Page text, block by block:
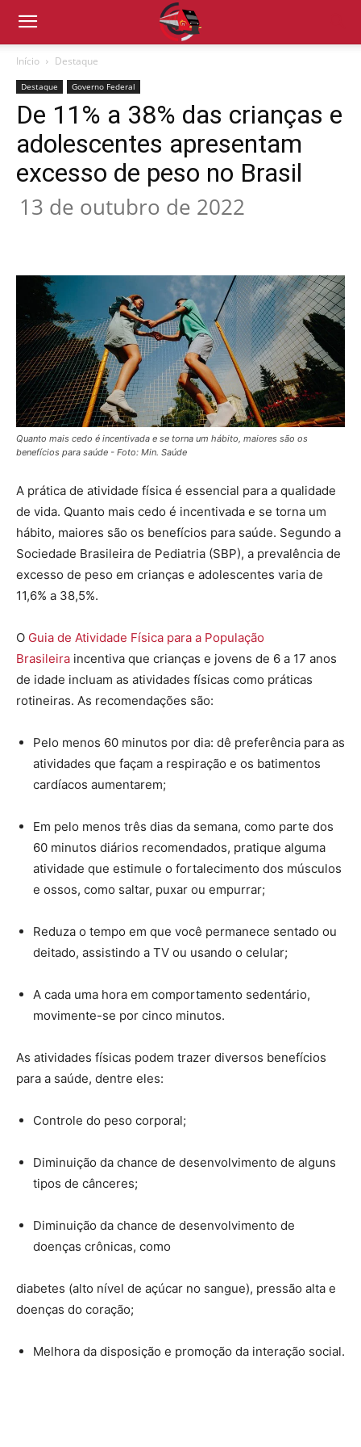
Início Destaque
Destaque Governo Federal
De 11% a 38% das crianças e
adolescentes apresentam
excesso de peso no Brasil
13 de outubro de 2022
Quanto mais cedo é incentivada e se torna um hábito, maiores são os
benefícios para saúde - Foto: Min. Saúde
A prática de atividade física é essencial para a qualidade
de vida. Quanto mais cedo é incentivada e se torna um
hábito, maiores são os benefícios para saúde. Segundo a
Sociedade Brasileira de Pediatria (SBP), a prevalência de
excesso de peso em crianças e adolescentes varia de
11,6% a 38,5%.
O Guia de Atividade Física para a População
Brasileira incentiva que crianças e jovens de 6 a 17 anos
de idade incluam as atividades físicas como práticas
rotineiras. As recomendações são:
Pelo menos 60 minutos por dia: dê preferência para as
atividades que façam a respiração e os batimentos
cardíacos aumentarem;
Em pelo menos três dias da semana, como parte dos
60 minutos diários recomendados, pratique alguma
atividade que estimule o fortalecimento dos músculos
e ossos, como saltar, puxar ou empurrar;
Reduza o tempo em que você permanece sentado ou
deitado, assistindo a TV ou usando o celular;
A cada uma hora em comportamento sedentário,
movimente-se por cinco minutos.
As atividades físicas podem trazer diversos benefícios
para a saúde, dentre eles:
Controle do peso corporal;
Diminuição da chance de desenvolvimento de alguns
tipos de cânceres;
Diminuição da chance de desenvolvimento de
doenças crônicas, como
diabetes (alto nível de açúcar no sangue), pressão alta e
doenças do coração;
Melhora da disposição e promoção da interação social.